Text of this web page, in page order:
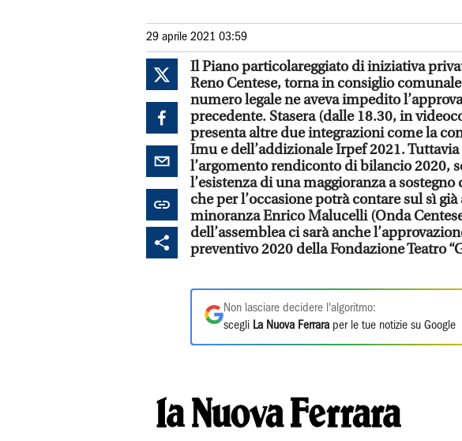
29 aprile 2021 03:59
Il Piano particolareggiato di iniziativa
Reno Centese, torna in consiglio
numero legale ne aveva impedito
precedente. Stasera (dalle 18.30, in
presenta altre due integrazioni come la
Imu e dell’addizionale Irpef 2021.
l’argomento rendiconto di bilancio 2020,
l’esistenza di una maggioranza a
che per l’occasione potrà contare sul sì
minoranza Enrico Malucelli (Onda
dell’assemblea ci sarà anche
preventivo 2020 della Fondazione Teatro
Non lasciare decidere l'algoritmo:
scegli La Nuova Ferrara per le tue notizie su Google